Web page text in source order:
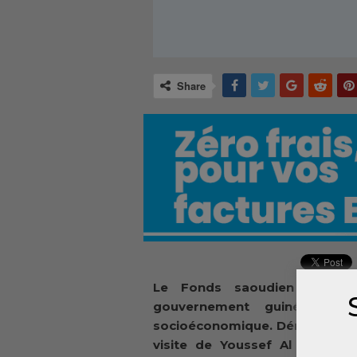
Share
Le Fonds saoudien de
gouvernement guinéen
socioéconomique.
visite de Youssef Al